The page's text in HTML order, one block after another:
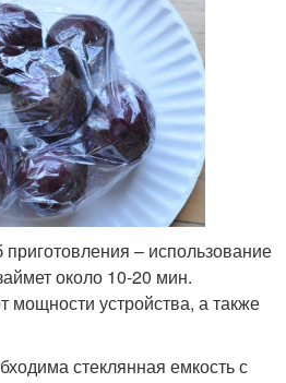
– использование
около 10-20 мин.
мощности устройства, а также
стеклянная емкость с